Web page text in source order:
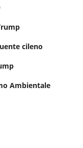
cileno
Ambientale